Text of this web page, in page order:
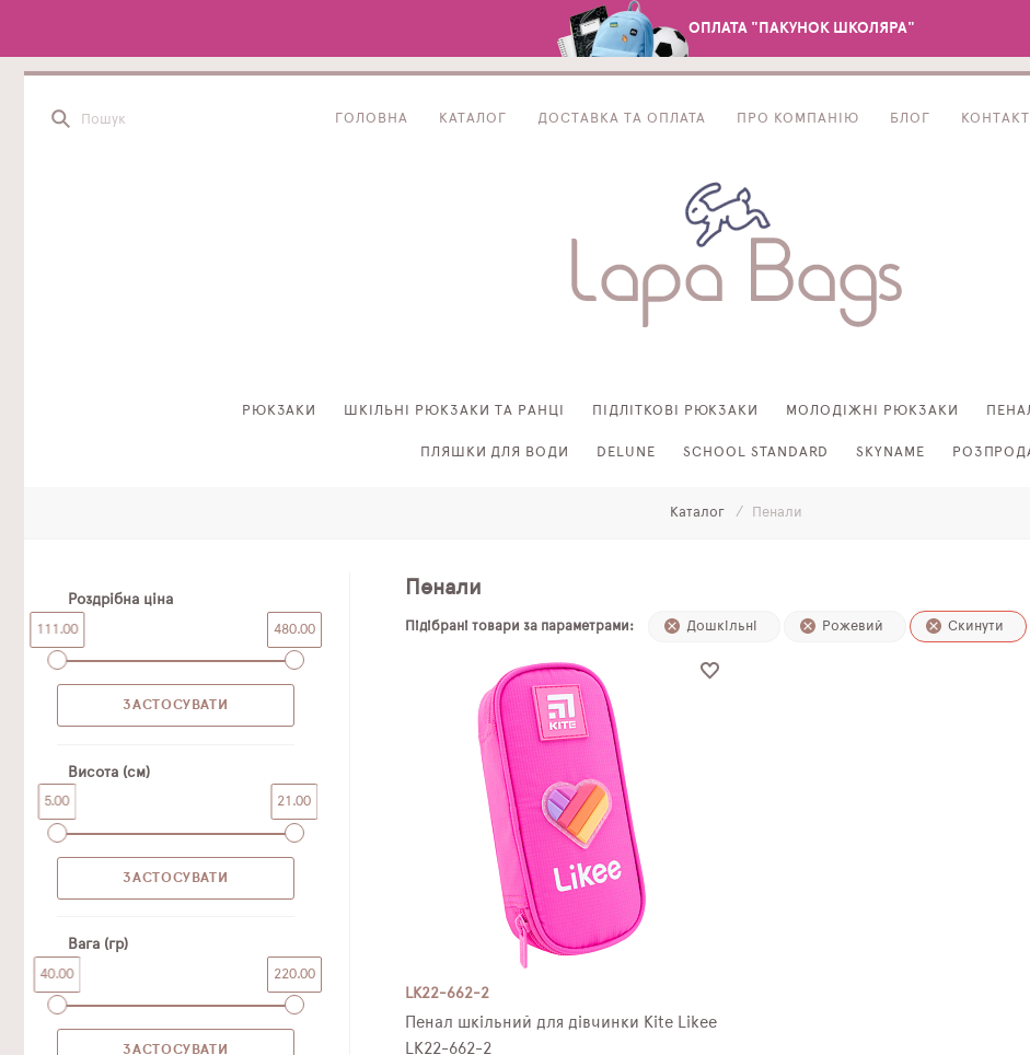
ОПЛАТА "ПАКУНОК ШКОЛЯРА"
ГОЛОВНА КАТАЛОГ ДОСТАВКА ТА ОПЛАТА ПРО КОМПАНІЮ БЛОГ
РЮКЗАКИ ШКІЛЬНІ РЮКЗАКИ ТА РАНЦІ ПІДЛІТКОВІ РЮКЗАКИ МОЛОДІЖНІ РЮКЗАКИ
ПЛЯШКИ ДЛЯ ВОДИ DELUNE SCHOOL STANDARD SKYNAME
Каталог Пенали
Роздрібна ціна
111.00 480.00
Висота (см)
5.00 21.00
Вага (гр)
40.00 220.00
Пенали
Підібрані товари за параметрами: Дошкільні Рожевий Скинути
LK22-662-2
Пенал шкільний для дівчинки Kite Likee
LK22-662-2